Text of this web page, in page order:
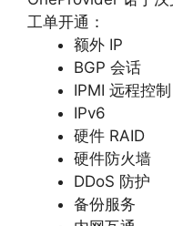
工单开通：
额外 IP
BGP 会话
IPMI 远程控制
IPv6
硬件 RAID
硬件防火墙
DDoS 防护
备份服务